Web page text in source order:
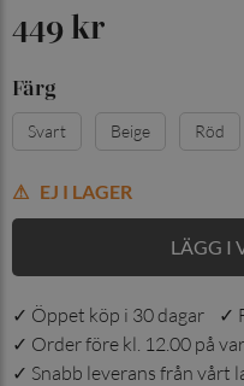
449 kr
Färg
Svart Beige Röd
EJ I LAGER
LÄGG I
✓ Öppet köp i 30 dagar ✓
✓ Order före kl. 12.00 på
✓ Snabb leverans från vårt